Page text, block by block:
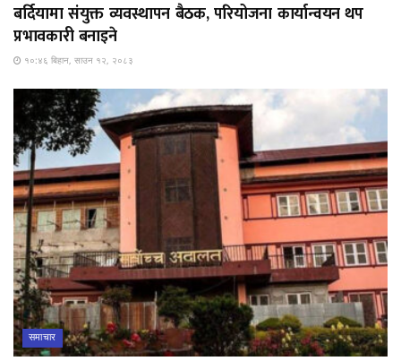
बर्दियामा संयुक्त व्यवस्थापन बैठक, परियोजना कार्यान्वयन थप
प्रभावकारी बनाइने
१०:४६ बिहान, साउन १२, २०८३
समाचार